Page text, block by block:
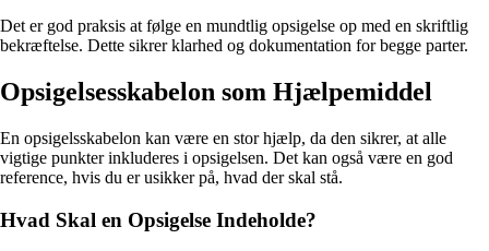
Det er god praksis at følge en mundtlig opsigelse op med en skriftlig
bekræftelse. Dette sikrer klarhed og dokumentation for begge parter.
Opsigelsesskabelon som Hjælpemiddel
En opsigelsskabelon kan være en stor hjælp, da den sikrer, at alle
vigtige punkter inkluderes i opsigelsen. Det kan også være en god
reference, hvis du er usikker på, hvad der skal stå.
Hvad Skal en Opsigelse Indeholde?